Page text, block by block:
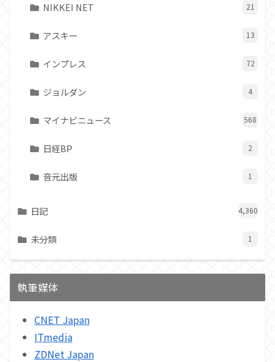
NIKKEI NET 21
アスキー 13
インプレス 72
ジョルダン 4
マイナビニュース 568
日経BP 2
音元出版 1
日記 4,360
未分類 1
執筆媒体
CNET Japan
ITmedia
ZDNet Japan